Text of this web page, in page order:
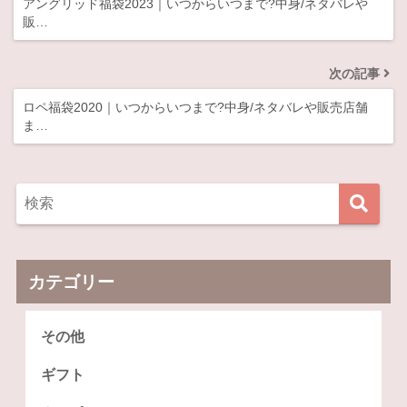
アングリッド福袋2023｜いつからいつまで?中身/ネタバレや
販…
次の記事
ロペ福袋2020｜いつからいつまで?中身/ネタバレや販売店舗
ま…
カテゴリー
その他
ギフト